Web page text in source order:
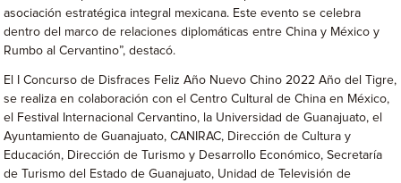
asociación estratégica integral mexicana. Este evento se celebra
dentro del marco de relaciones diplomáticas entre China y México y
Rumbo al Cervantino”, destacó.
El I Concurso de Disfraces Feliz Año Nuevo Chino 2022 Año del Tigre,
se realiza en colaboración con el Centro Cultural de China en México,
el Festival Internacional Cervantino, la Universidad de Guanajuato, el
Ayuntamiento de Guanajuato, CANIRAC, Dirección de Cultura y
Educación, Dirección de Turismo y Desarrollo Económico, Secretaría
de Turismo del Estado de Guanajuato, Unidad de Televisión de